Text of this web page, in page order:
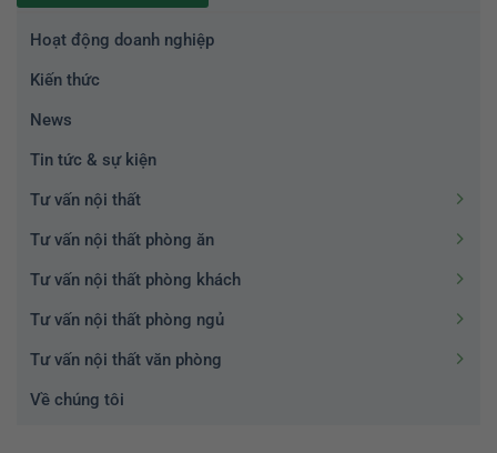
Hoạt động doanh nghiệp
Kiến thức
News
Tin tức & sự kiện
Tư vấn nội thất
Tư vấn nội thất phòng ăn
Tư vấn nội thất phòng khách
Tư vấn nội thất phòng ngủ
Tư vấn nội thất văn phòng
Về chúng tôi